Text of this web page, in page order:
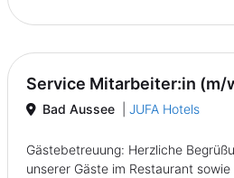
Service Mitarbeiter:in (m/
Bad Aussee JUFA Hotels
Gästebetreuung: Herzliche
unserer Gäste im Restaurant